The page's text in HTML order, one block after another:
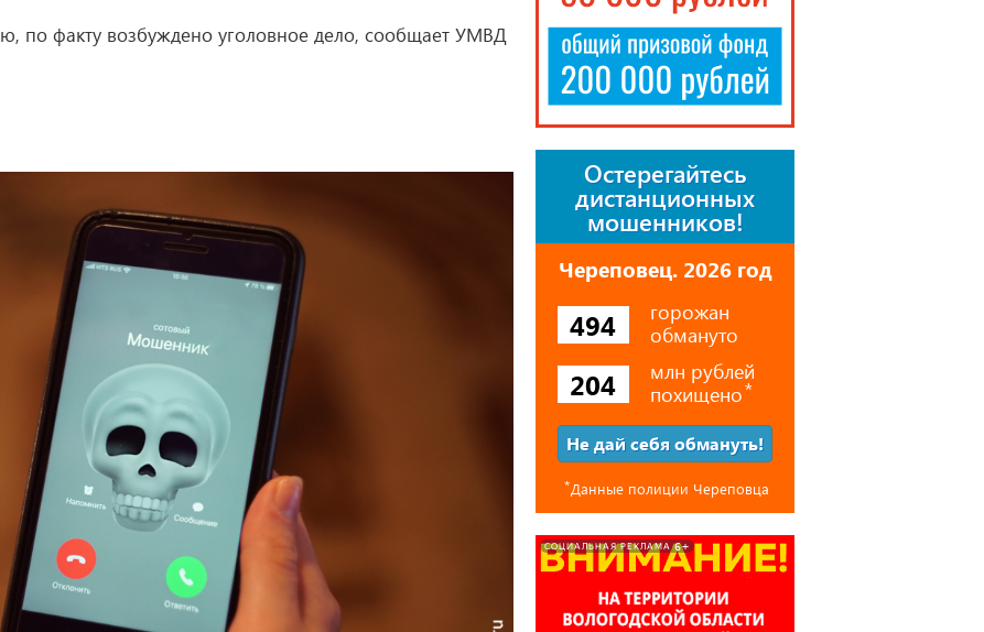
по факту возбуждено уголовное дело, сообщает УМВД
Остерегайтесь
дистанционных
мошенников!
Череповец. 2026 год
494
горожан
обмануто
204
млн рублей
похищено⃰
Не дай себя обмануть!
⃰Данные полиции Череповца
СОЦИАЛЬНАЯ РЕКЛАМА 6+